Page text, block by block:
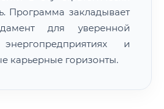
Программа закладывает
для уверенной
и
карьерные горизонты.